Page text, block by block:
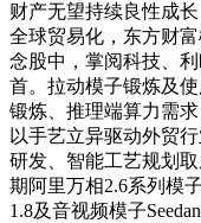
财产无望持续良性成
全球贸易化，东方财
念股中，掌阅科技、
首。拉动模子锻炼及
锻炼、推理端算力需
以手艺立异驱动外贸
研发、智能工艺规划
期阿里万相2.6系列模
1.8及音视频模子